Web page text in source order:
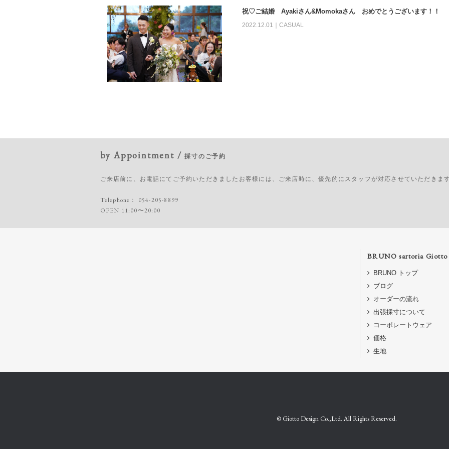
祝♡ご結婚 Ayakiさん&Momokaさん おめでとうございます！！
2022.12.01｜ CASUAL
by Appointment /採寸のご予約
ご来店前に、お電話にてご予約いただきましたお客様には、ご来店時に、優先的にスタッフが対応させていただきま
Telephone： 054-205-8899
OPEN 11:00〜20:00
BRUNO sartoria Giotto
BRUNO トップ
ブログ
オーダーの流れ
出張採寸について
コーポレートウェア
価格
生地
© Giotto Design Co.,Ltd. All Rights Reserved.